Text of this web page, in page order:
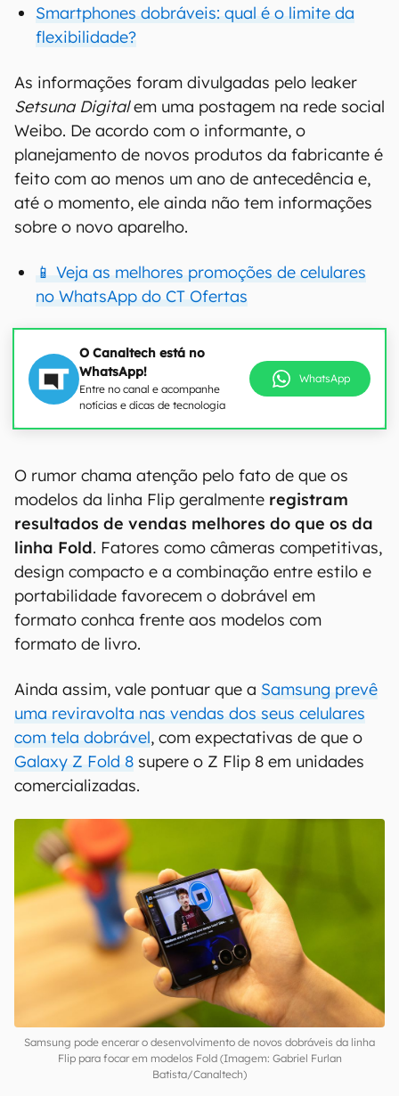
Smartphones dobráveis: qual é o limite da
flexibilidade?
As informações foram divulgadas pelo leaker
Setsuna Digitalem uma postagem na rede social
Weibo. De acordo com o informante, o
planejamento de novos produtos da fabricante é
feito com ao menos um ano de antecedência e,
até o momento, ele ainda não tem informações
sobre o novo aparelho.
📱 Veja as melhores promoções de celulares
no WhatsApp do CT Ofertas
O Canaltech está no
WhatsApp!
Entre no canal e acompanhe
notícias e dicas de tecnologia
WhatsApp
O rumor chama atenção pelo fato de que os
modelos da linha Flip geralmente registram
resultados de vendas melhores do que os da
linha Fold. Fatores como câmeras competitivas,
design compacto e a combinação entre estilo e
portabilidade favorecem o dobrável em
formato conhca frente aos modelos com
formato de livro.
Ainda assim, vale pontuar que a Samsung prevê
uma reviravolta nas vendas dos seus celulares
com tela dobrável, com expectativas de que o
Galaxy Z Fold 8 supere o Z Flip 8 em unidades
comercializadas.
Samsung pode encerar o desenvolvimento de novos dobráveis da linha
Flip para focar em modelos Fold (Imagem: Gabriel Furlan
Batista/Canaltech)